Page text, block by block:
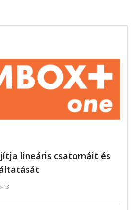
lineáris csatornáit és
13